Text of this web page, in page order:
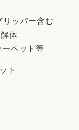
リッパー含む
体
ペット等
ト